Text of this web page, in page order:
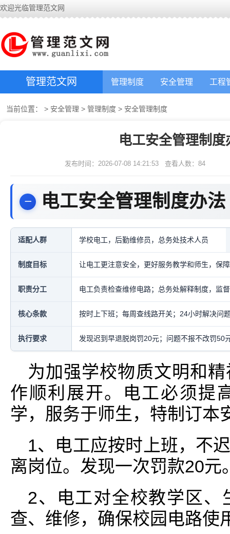
欢迎光临管理范文网
管理范文网 管理制度 安全管理 工程
当前位置： > 安全管理 > 管理制度 > 安全管理制度
电工安全管理制
发布时间：2026-07-08 14:21:53 查看人数： 84
电工安全管理制度办法
适配人群 学校电工，后勤维修员，总务处技术人员
制度目标 让电工更注意安全，更好服务教学和师生，保
职责分工 电工负责检查维修电路；总务处解释制度，监
核心条款 按时上下班；每周查线路开关；24小时解决问
执行要求 发现迟到早退脱岗罚20元；问题不报不改罚50
为加强学校物质文明和
作顺利展开。电工必须提
学，服务于师生，特制订本
1、电工应按时上班，不
离岗位。发现一次罚款20元
2、电工对全校教学区、
查、维修，确保校园电路使